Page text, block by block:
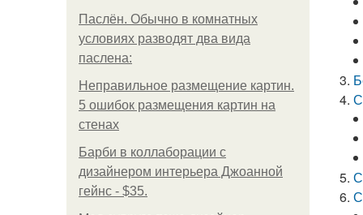
Паслён. Обычно в комнатных
условиях разводят два вида
паслена:
Неправильное размещение картин.
5 ошибок размещения картин на
стенах
Барби в коллаборации с
дизайнером интерьера Джоанной
гейнс - $35.